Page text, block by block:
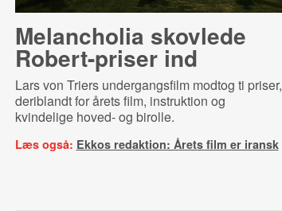
Melancholia skovlede
Robert-priser ind
Lars von Triers undergangsfilm modtog ti priser,
deriblandt for årets film, instruktion og
kvindelige hoved- og birolle.
Læs også: Ekkos redaktion: Årets film er iransk